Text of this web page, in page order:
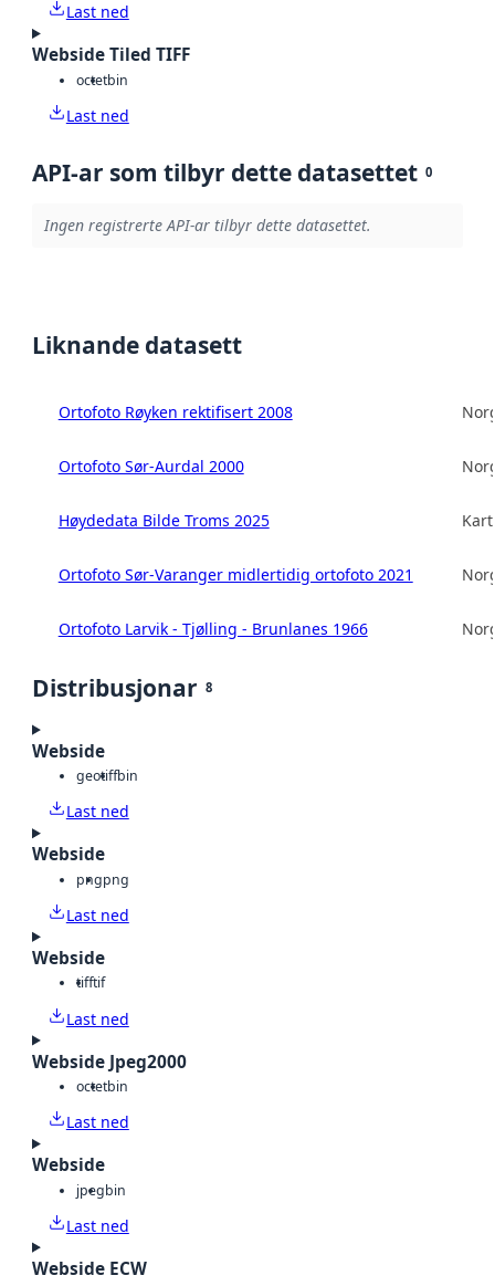
Last ned
Webside Tiled TIFF
octetbin
Last ned
API-ar som tilbyr dette datasettet 0
Ingen registrerte API-ar tilbyr dette datasettet.
Liknande datasett
Ortofoto Røyken rektifisert 2008
Ortofoto Sør-Aurdal 2000
Høydedata Bilde Troms 2025
Ortofoto Sør-Varanger midlertidig ortofoto 2021
Ortofoto Larvik - Tjølling - Brunlanes 1966
Distribusjonar 8
Webside
geotiffbin
Last ned
Webside
pngpng
Last ned
Webside
tifftif
Last ned
Webside Jpeg2000
octetbin
Last ned
Webside
jpegbin
Last ned
Webside ECW